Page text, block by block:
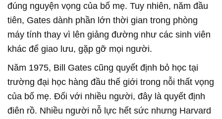
đúng nguyện vọng của bố mẹ. Tuy nhiên, năm đầu
tiên, Gates dành phần lớn thời gian trong phòng
máy tính thay vì lên giảng đường như các sinh viên
khác để giao lưu, gặp gỡ mọi người.
Năm 1975, Bill Gates cũng quyết định bỏ học tại
trường đại học hàng đầu thế giới trong nỗi thất vọng
của bố mẹ. Đối với nhiều người, đây là quyết định
điên rồ. Nhiều người nỗ lực hết sức nhưng Harvard